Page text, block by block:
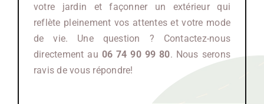
votre jardin et façonner un extérieur qui
reflète pleinement vos attentes et votre mode
de vie. Une question ? Contactez-nous
directement au 06 74 90 99 80. Nous serons
ravis de vous répondre!